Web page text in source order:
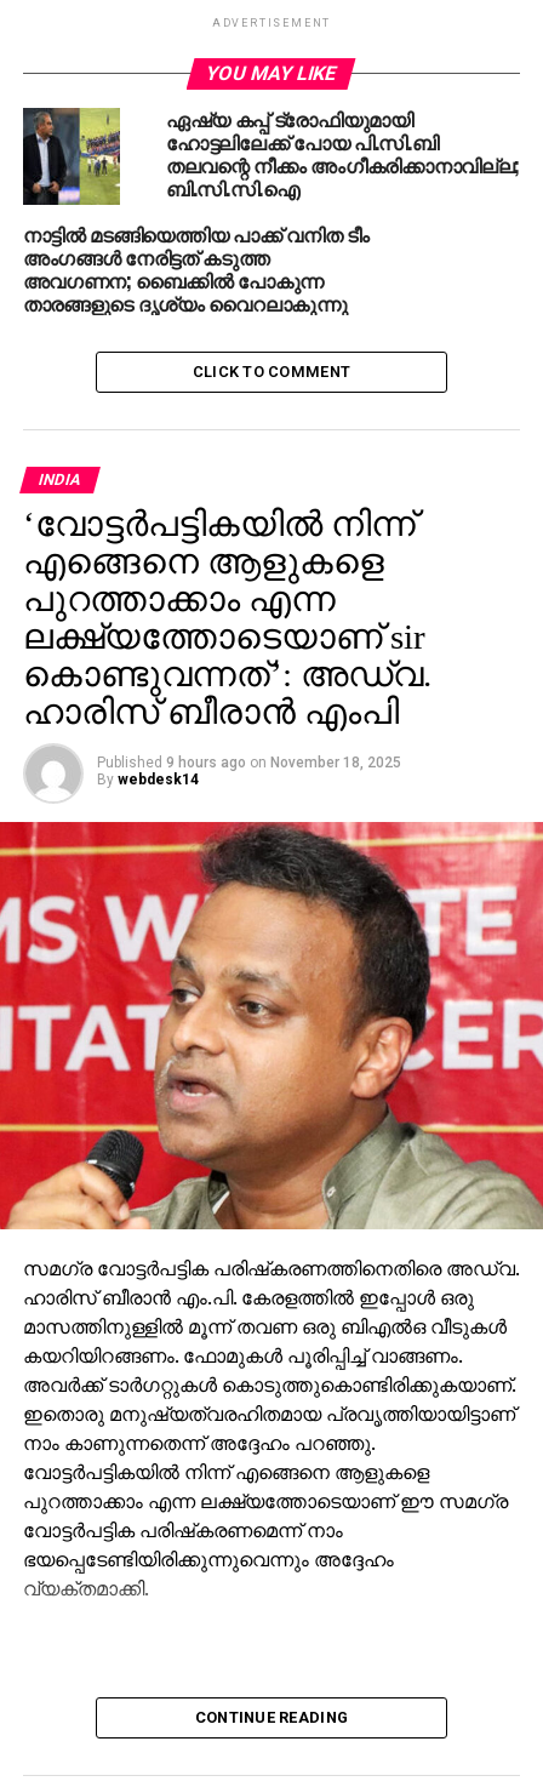
നടന്നത്. ഷര്‍ജീല്‍ ഖാനാണ് ലത്തീഫിനെ
വാതുവെപ്പുകാര്‍ക്ക് പരിചയപ്പെടുത്തിക്കൊടുത്തത്.
ട്രിബ്യൂണല്‍ നടപടിക്കെതിരെ ഇരുവരും
സുപ്രീംകോടതിയെ സമീപിച്ചിട്ടുണ്ട്
UP NEXT
ട്രംപിന് കോടതിയില്‍ വീണ്ടും തിരിച്ചടി; യാത്രാ
വിലക്ക് റദ്ദാക്കി
DON'T MISS
കുറിക്കുകൊള്ളുന്ന ട്വീറ്റുകള്‍; ട്വിറ്ററില്‍ മോദിക്ക്
വെല്ലുവിളിയായി രാഹുല്‍ തരംഗം
ADVERTISEMENT
YOU MAY LIKE
ഏഷ്യ കപ്പ് ട്രോഫിയുമായി
ഹോട്ടലിലേക്ക് പോയ പി.സി.ബി
തലവന്റെ നീക്കം അംഗീകരിക്കാനാവില്ല;
ബി.സി.സി.ഐ
നാട്ടില്‍ മടങ്ങിയെത്തിയ പാക്ക് വനിത ടീം
അംഗങ്ങള്‍ നേരിട്ടത് കടുത്ത
അവഗണന; ബൈക്കില്‍ പോകുന്ന
താരങ്ങളുടെ ദൃശ്യം വൈറലാകുന്നു
CLICK TO COMMENT
INDIA
‘വോട്ടര്‍പട്ടികയില്‍ നിന്ന്
എങ്ങെനെ ആളുകളെ
പുറത്താക്കാം എന്ന
ലക്ഷ്യത്തോടെയാണ് sir
കൊണ്ടുവന്നത്’: അഡ്വ.
ഹാരിസ് ബീരാൻ എംപി
Published 9 hours ago on November 18, 2025
By webdesk14
സമഗ്ര വോട്ടര്‍പട്ടിക പരിഷ്‌കരണത്തിനെതിരെ അഡ്വ.
ഹാരിസ് ബീരാന്‍ എം.പി. കേരളത്തില്‍ ഇപ്പോള്‍ ഒരു
മാസത്തിനുള്ളില്‍ മൂന്ന് തവണ ഒരു ബിഎല്‍ഒ വീടുകള്‍
കയറിയിറങ്ങണം. ഫോമുകള്‍ പൂരിപ്പിച്ച് വാങ്ങണം.
അവര്‍ക്ക് ടാര്‍ഗറ്റുകള്‍ കൊടുത്തുകൊണ്ടിരിക്കുകയാണ്.
ഇതൊരു മനുഷ്യത്വരഹിതമായ പ്രവൃത്തിയായിട്ടാണ്
നാം കാണുന്നതെന്ന് അദ്ദേഹം പറഞ്ഞു.
വോട്ടര്‍പട്ടികയില്‍ നിന്ന് എങ്ങെനെ ആളുകളെ
പുറത്താക്കാം എന്ന ലക്ഷ്യത്തോടെയാണ് ഈ സമഗ്ര
വോട്ടര്‍പട്ടിക പരിഷ്‌കരണമെന്ന് നാം
ഭയപ്പെടേണ്ടിയിരിക്കുന്നുവെന്നും അദ്ദേഹം
വ്യക്തമാക്കി.
CONTINUE READING